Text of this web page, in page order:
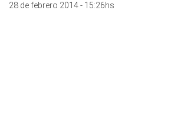
28 de febrero 2014 - 15:26hs